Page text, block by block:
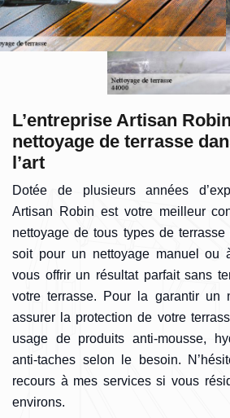
L’entreprise Artisan
nettoyage de terrasse
l’art
Dotée de plusieurs années
Artisan Robin est votre meilleur
nettoyage de tous types de
soit pour un nettoyage manuel ou
vous offrir un résultat parfait sans
votre terrasse. Pour la garantir un
assurer la protection de votre
usage de produits anti-mousse,
anti-taches selon le besoin.
recours à mes services si vous
environs.